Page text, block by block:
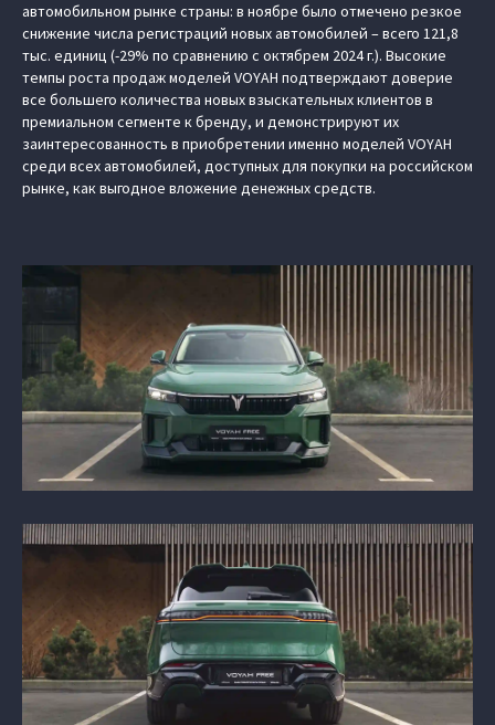
автомобильном рынке страны: в ноябре было отмечено резкое
снижение числа регистраций новых автомобилей – всего 121,8
тыс. единиц (-29% по сравнению с октябрем 2024 г.). Высокие
темпы роста продаж моделей VOYAH подтверждают доверие
все большего количества новых взыскательных клиентов в
премиальном сегменте к бренду, и демонстрируют их
заинтересованность в приобретении именно моделей VOYAH
среди всех автомобилей, доступных для покупки на российском
рынке, как выгодное вложение денежных средств.